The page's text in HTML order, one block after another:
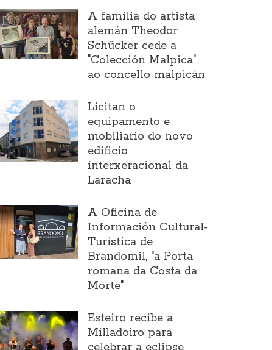
A familia do artista
alemán Theodor
Schücker cede a
"Colección Malpica"
ao concello malpicán
Licitan o
equipamento e
mobiliario do novo
edificio
interxeracional da
Laracha
A Oficina de
Información Cultural-
Turística de
Brandomil, "a Porta
romana da Costa da
Morte"
Esteiro recibe a
Milladoiro para